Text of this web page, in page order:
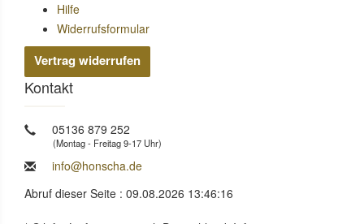
Hilfe
Widerrufsformular
Vertrag widerrufen
Kontakt
05136 879 252
(Montag - Freitag 9-17 Uhr)
info@honscha.de
Abruf dieser Seite : 09.08.2026 13:46:16